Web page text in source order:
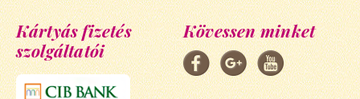
Kártyás fizetés
szolgáltatói
Kövessen minket